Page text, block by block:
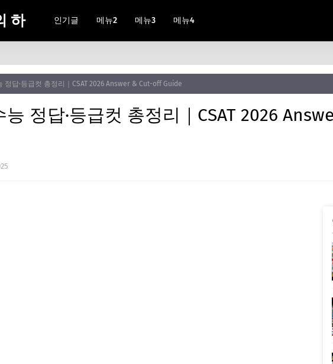
하
인기글 메뉴2 메뉴3 메뉴4
정답·등급컷 총정리｜CSAT 2026 Answer & Cut-off Guide
정답·등급컷 총정리｜CSAT 2026